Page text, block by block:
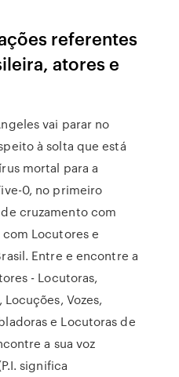
referentes
atores e
vai parar no
à solta que está
mortal para a
0, no primeiro
cruzamento com
com Locutores e
Entre e encontre a
- Locutoras,
Vozes,
e Locutoras de
a sua voz
significa